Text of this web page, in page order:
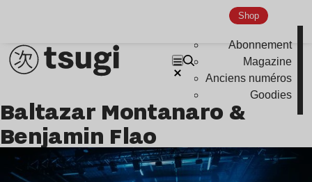
Shop
Abonnement
Magazine
Anciens numéros
Goodies
Baltazar Montanaro &
Benjamin Flao